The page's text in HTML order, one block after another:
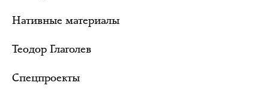
Нативные материалы
Теодор Глаголев
Спецпроекты